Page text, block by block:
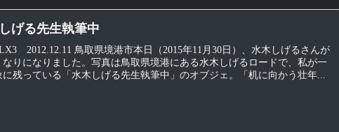
げる先生執筆中
2012.12.11 鳥取県境港市本日（2015年11月30日）、水木しげるさんが
なりになりました。写真は鳥取県境港にある水木しげるロードで、私が一
に残っている「水木しげる先生執筆中」のオブジェ。「机に向かう壮年...